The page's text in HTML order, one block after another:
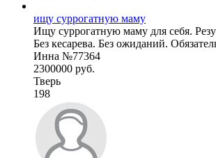
ищу суррогатную маму
Ищу суррогатную маму для себя.
Без кесарева. Без ожиданий.
Инна №77364
2300000 руб.
Тверь
198